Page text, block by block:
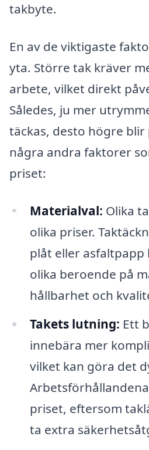
takbyte.
En av de viktigaste
yta. Större tak kräver
arbete, vilket direkt
Således, ju mer
täckas, desto högre
några andra faktorer
priset:
Materialval: Olika
olika priser.
plåt eller
olika beroende på
hållbarhet och
Takets lutning: Ett
innebära mer
vilket kan göra det
priset, eftersom
ta extra